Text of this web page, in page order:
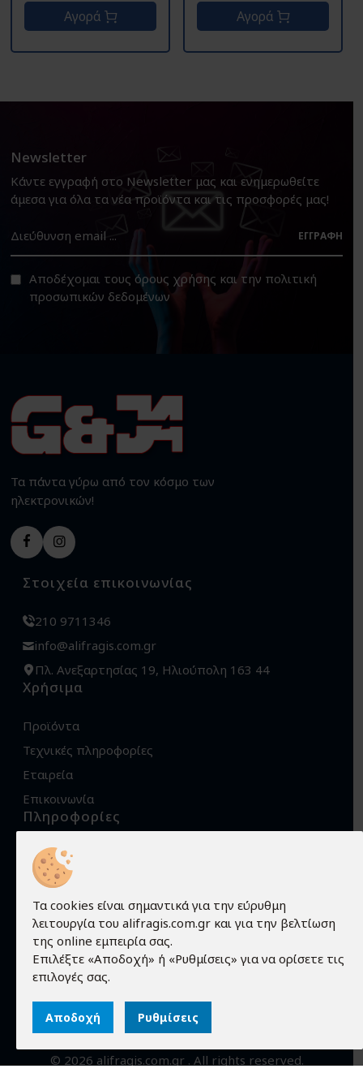
Αγορά Αγορά
Newsletter
Κάντε εγγραφή στο Newsletter μας και ενημερωθείτε
άμεσα για όλα τα νέα προϊόντα και τις προσφορές μας!
ΕΓΓΡΑΦΉ
Αποδέχομαι τους όρους χρήσης και την πολιτική
προσωπικών δεδομένων
Τα πάντα γύρω από τον κόσμο των
ηλεκτρονικών!
Στοιχεία επικοινωνίας
210 9711346
info@alifragis.com.gr
Πλ. Ανεξαρτησίας 19, Ηλιούπολη 163 44
Χρήσιμα
Προϊόντα
Τεχνικές πληροφορίες
Εταιρεία
Επικοινωνία
Πληροφορίες
Όροι χρήσης
Προστασία προσωπικών δεδομένων
Πολιτική Cookies
Τρόποι αποστολής
Τρόποι παραγγελίας
Τρόποι πληρωμής
Εγγύηση - Επιστροφές
© 2026 alifragis.com.gr . All rights reserved.
Τα cookies είναι σημαντικά για την εύρυθμη
λειτουργία του alifragis.com.gr και για την βελτίωση
της online εμπειρία σας.
Επιλέξτε «Αποδοχή» ή «Ρυθμίσεις» για να ορίσετε τις
επιλογές σας.
Αποδοχή Ρυθμίσεις